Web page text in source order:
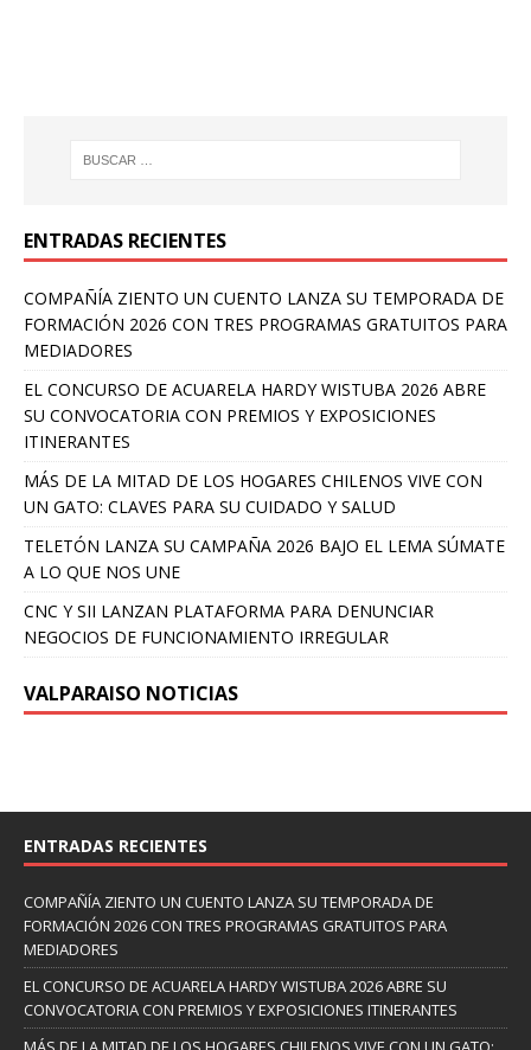
ENTRADAS RECIENTES
COMPAÑÍA ZIENTO UN CUENTO LANZA SU TEMPORADA DE
FORMACIÓN 2026 CON TRES PROGRAMAS GRATUITOS PARA
MEDIADORES
EL CONCURSO DE ACUARELA HARDY WISTUBA 2026 ABRE
SU CONVOCATORIA CON PREMIOS Y EXPOSICIONES
ITINERANTES
MÁS DE LA MITAD DE LOS HOGARES CHILENOS VIVE CON
UN GATO: CLAVES PARA SU CUIDADO Y SALUD
TELETÓN LANZA SU CAMPAÑA 2026 BAJO EL LEMA SÚMATE
A LO QUE NOS UNE
CNC Y SII LANZAN PLATAFORMA PARA DENUNCIAR
NEGOCIOS DE FUNCIONAMIENTO IRREGULAR
VALPARAISO NOTICIAS
ENTRADAS RECIENTES
COMPAÑÍA ZIENTO UN CUENTO LANZA SU TEMPORADA DE
FORMACIÓN 2026 CON TRES PROGRAMAS GRATUITOS PARA
MEDIADORES
EL CONCURSO DE ACUARELA HARDY WISTUBA 2026 ABRE SU
CONVOCATORIA CON PREMIOS Y EXPOSICIONES ITINERANTES